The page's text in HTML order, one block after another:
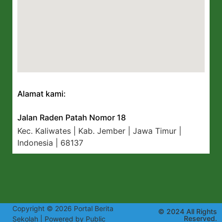
Alamat kami:
Jalan Raden Patah Nomor 18
Kec. Kaliwates | Kab. Jember | Jawa Timur |
Indonesia | 68137
Copyright © 2026 Portal Berita
Sekolah | Powered by Public
© 2024 All Rights
Reserved.